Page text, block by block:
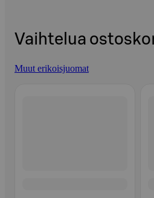
Vaihtelua
Muut erikoisjuomat